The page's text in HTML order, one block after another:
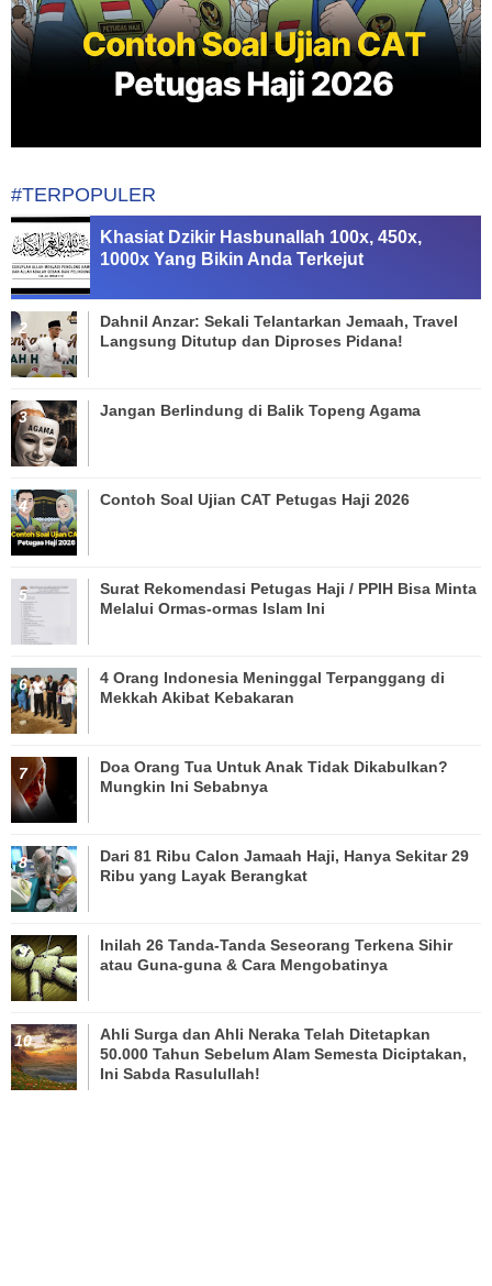
#TERPOPULER
Khasiat Dzikir Hasbunallah 100x, 450x,
1000x Yang Bikin Anda Terkejut
Dahnil Anzar: Sekali Telantarkan Jemaah, Travel
Langsung Ditutup dan Diproses Pidana!
Jangan Berlindung di Balik Topeng Agama
Contoh Soal Ujian CAT Petugas Haji 2026
Surat Rekomendasi Petugas Haji / PPIH Bisa Minta
Melalui Ormas-ormas Islam Ini
4 Orang Indonesia Meninggal Terpanggang di
Mekkah Akibat Kebakaran
Doa Orang Tua Untuk Anak Tidak Dikabulkan?
Mungkin Ini Sebabnya
Dari 81 Ribu Calon Jamaah Haji, Hanya Sekitar 29
Ribu yang Layak Berangkat
Inilah 26 Tanda-Tanda Seseorang Terkena Sihir
atau Guna-guna & Cara Mengobatinya
Ahli Surga dan Ahli Neraka Telah Ditetapkan
50.000 Tahun Sebelum Alam Semesta Diciptakan,
Ini Sabda Rasulullah!